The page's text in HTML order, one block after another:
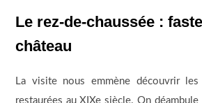
Le rez-de-chaussée :
château
La visite nous emmène découvrir
restaurées au XIXe siècle. On